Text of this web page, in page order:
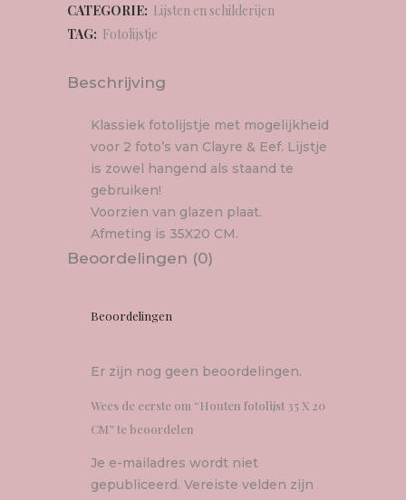
CATEGORIE: Lijsten en schilderijen
TAG: Fotolijstje
Beschrijving
Klassiek fotolijstje met mogelijkheid
voor 2 foto’s van Clayre & Eef. Lijstje
is zowel hangend als staand te
gebruiken!
Voorzien van glazen plaat.
Afmeting is 35X20 CM.
Beoordelingen (0)
Beoordelingen
Er zijn nog geen beoordelingen.
Wees de eerste om “Houten fotolijst 35 X 20
CM” te beoordelen
Je e-mailadres wordt niet
gepubliceerd. Vereiste velden zijn